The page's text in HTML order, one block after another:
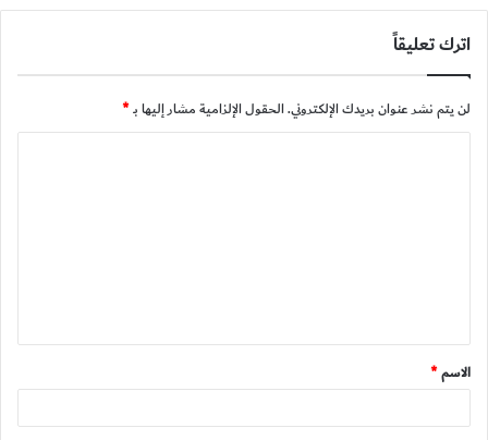
اترك تعليقاً
لن يتم نشر عنوان بريدك الإلكتروني.الحقول الإلزامية مشار إليها بـ*
ق
*
الاسم*